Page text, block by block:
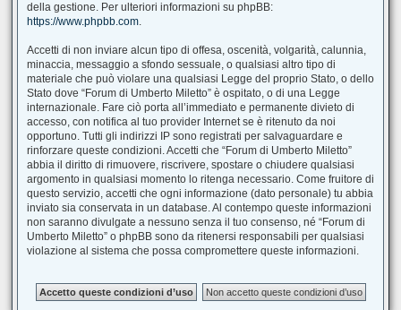
della gestione. Per ulteriori informazioni su phpBB:
https://www.phpbb.com.
Accetti di non inviare alcun tipo di offesa, oscenità, volgarità, calunnia,
minaccia, messaggio a sfondo sessuale, o qualsiasi altro tipo di
materiale che può violare una qualsiasi Legge del proprio Stato, o dello
Stato dove “Forum di Umberto Miletto” è ospitato, o di una Legge
internazionale. Fare ciò porta all’immediato e permanente divieto di
accesso, con notifica al tuo provider Internet se è ritenuto da noi
opportuno. Tutti gli indirizzi IP sono registrati per salvaguardare e
rinforzare queste condizioni. Accetti che “Forum di Umberto Miletto”
abbia il diritto di rimuovere, riscrivere, spostare o chiudere qualsiasi
argomento in qualsiasi momento lo ritenga necessario. Come fruitore di
questo servizio, accetti che ogni informazione (dato personale) tu abbia
inviato sia conservata in un database. Al contempo queste informazioni
non saranno divulgate a nessuno senza il tuo consenso, né “Forum di
Umberto Miletto” o phpBB sono da ritenersi responsabili per qualsiasi
violazione al sistema che possa compromettere queste informazioni.